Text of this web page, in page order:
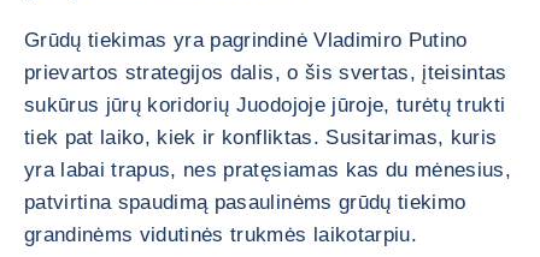
Grūdų tiekimas yra pagrindinė Vladimiro Putino
prievartos strategijos dalis, o šis svertas, įteisintas
sukūrus jūrų koridorių Juodojoje jūroje, turėtų trukti
tiek pat laiko, kiek ir konfliktas. Susitarimas, kuris
yra labai trapus, nes pratęsiamas kas du mėnesius,
patvirtina spaudimą pasaulinėms grūdų tiekimo
grandinėms vidutinės trukmės laikotarpiu.